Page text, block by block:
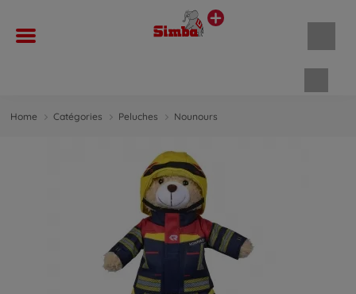
Home Catégories Peluches Nounours